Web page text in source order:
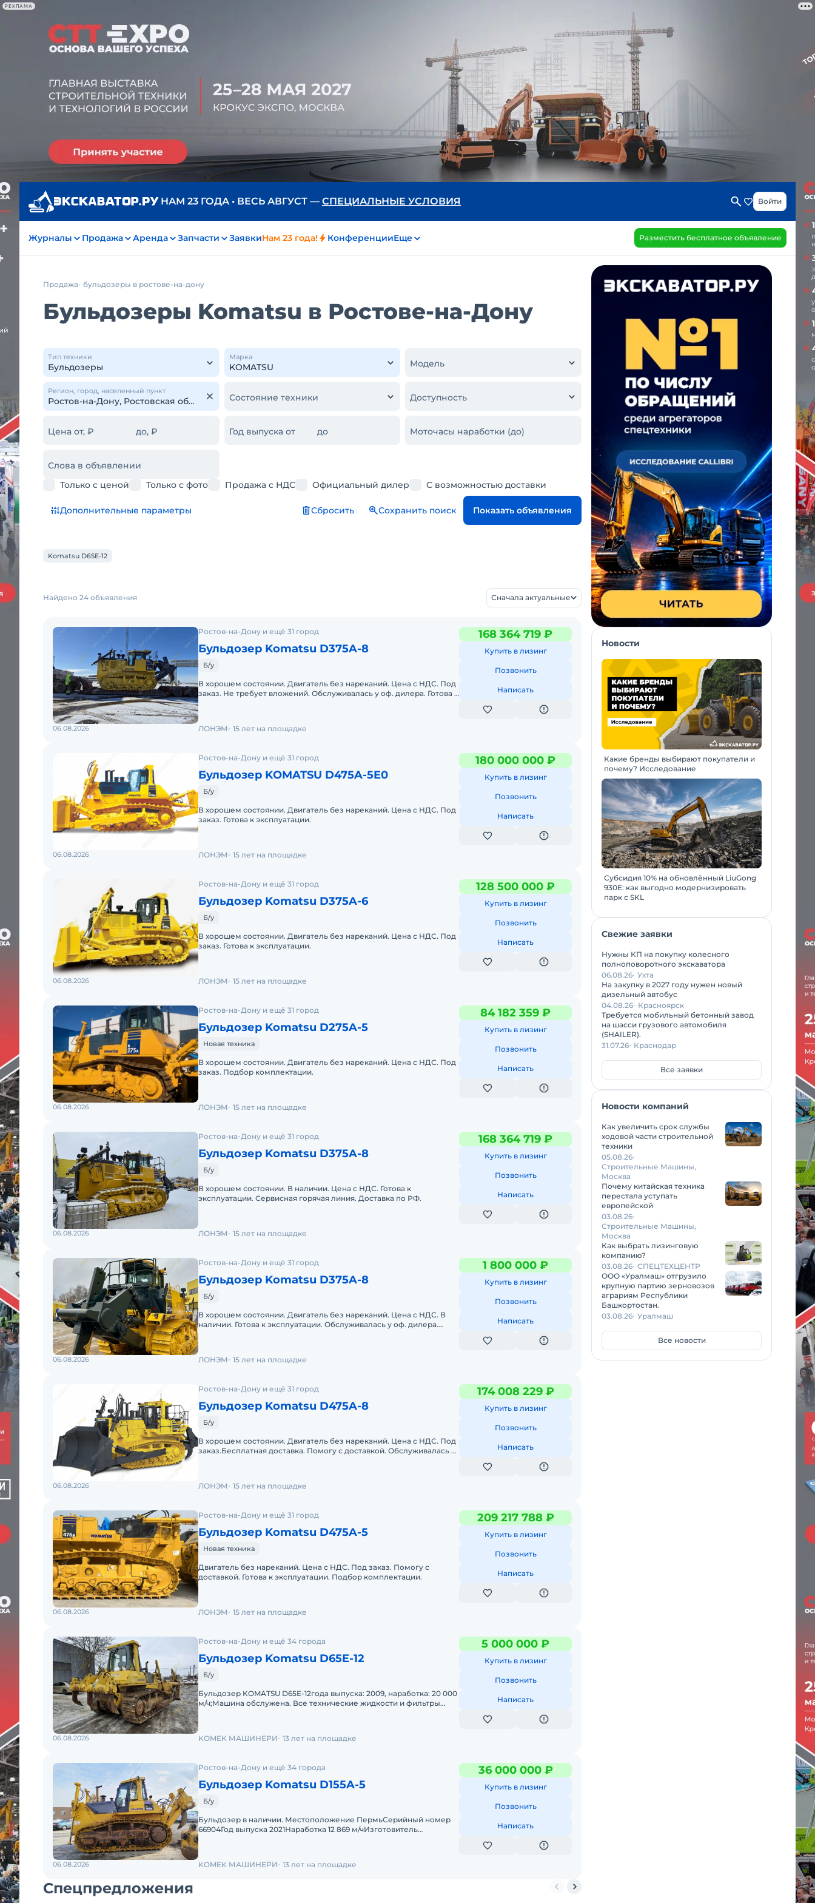
РЕКЛАМА
НАМ 23 ГОДА • ВЕСЬ АВГУСТ — СПЕЦИАЛЬНЫЕ УСЛОВИЯ Войти
Журналы Продажа Аренда Запчасти ЗаявкиНам 23 года! КонференцииЕще Разместить бесплатное объявление
Продажа бульдозеры в ростове-на-дону
Бульдозеры Komatsu в Ростове-на-Дону
Тип техники Марка
Модель
Регион, город, населенный пункт
Состояние техники Доступность
Цена от, ₽ до, ₽ Год выпуска от до Моточасы наработки (до)
Слова в объявлении
Только с ценой
Только с фото Продажа с НДС Официальный дилер С возможностью доставки
Дополнительные параметры Сбросить Сохранить поиск Показать объявления
Komatsu D65E-12
Найдено 24 объявления Сначала актуальные
Ростов-на-Дону и ещё 31 город
Бульдозер Komatsu D375A-8
Б/у
В хорошем состоянии. Двигатель без нареканий. Цена с НДС. Под
заказ. Не требует вложений. Обслуживалась у оф. дилера. Готова к
168 364 719 ₽
Купить в лизинг
Позвонить
Написать
06.08.2026 ЛОНЭМ 15 лет на площадке
Ростов-на-Дону и ещё 31 город
Бульдозер KOMATSU D475A-5E0
Б/у
В хорошем состоянии. Двигатель без нареканий. Цена с НДС. Под
заказ. Готова к эксплуатации.
180 000 000 ₽
Купить в лизинг
Позвонить
Написать
06.08.2026 ЛОНЭМ 15 лет на площадке
Ростов-на-Дону и ещё 31 город
Бульдозер Komatsu D375A-6
Б/у
В хорошем состоянии. Двигатель без нареканий. Цена с НДС. Под
заказ. Готова к эксплуатации.
128 500 000 ₽
Купить в лизинг
Позвонить
Написать
06.08.2026 ЛОНЭМ 15 лет на площадке
Ростов-на-Дону и ещё 31 город
Бульдозер Komatsu D275A-5
Новая техника
В хорошем состоянии. Двигатель без нареканий. Цена с НДС. Под
заказ. Подбор комплектации.
84 182 359 ₽
Купить в лизинг
Позвонить
Написать
06.08.2026 ЛОНЭМ 15 лет на площадке
Ростов-на-Дону и ещё 31 город
Бульдозер Komatsu D375A-8
Б/у
В хорошем состоянии. В наличии. Цена с НДС. Готова к
эксплуатации. Сервисная горячая линия. Доставка по РФ.
168 364 719 ₽
Купить в лизинг
Позвонить
Написать
06.08.2026 ЛОНЭМ 15 лет на площадке
Ростов-на-Дону и ещё 31 город
Бульдозер Komatsu D375A-8
Б/у
В хорошем состоянии. Двигатель без нареканий. Цена с НДС. В
наличии. Готова к эксплуатации. Обслуживалась у оф. дилера.
1 800 000 ₽
Купить в лизинг
Позвонить
Написать
06.08.2026 ЛОНЭМ 15 лет на площадке
Ростов-на-Дону и ещё 31 город
Бульдозер Komatsu D475A-8
Б/у
В хорошем состоянии. Двигатель без нареканий. Цена с НДС. Под
заказ.Бесплатная доставка. Помогу с доставкой. Обслуживалась у
174 008 229 ₽
Купить в лизинг
Позвонить
Написать
06.08.2026 ЛОНЭМ 15 лет на площадке
Ростов-на-Дону и ещё 31 город
Бульдозер Komatsu D475A-5
Новая техника
Двигатель без нареканий. Цена с НДС. Под заказ. Помогу с
доставкой. Готова к эксплуатации. Подбор комплектации.
209 217 788 ₽
Купить в лизинг
Позвонить
Написать
06.08.2026 ЛОНЭМ 15 лет на площадке
Ростов-на-Дону и ещё 34 города
Бульдозер Komatsu D65E-12
Б/у
Бульдозер KOMATSU D65E-12года выпуска: 2009, наработка: 20 000
м/ч;Машина обслужена. Все технические жидкости и фильтры
5 000 000 ₽
Купить в лизинг
Позвонить
Написать
06.08.2026 KOMEK МАШИНЕРИ 13 лет на площадке
Ростов-на-Дону и ещё 34 города
Бульдозер Komatsu D155A-5
Б/у
Бульдозер в наличии. Местоположение ПермьСерийный номер
66904Год выпуска 2021Наработка 12 869 м/чИзготовитель
36 000 000 ₽
Купить в лизинг
Позвонить
Написать
06.08.2026 KOMEK МАШИНЕРИ 13 лет на площадке
Спецпредложения
Новости
Какие бренды выбирают покупатели и
почему? Исследование
Субсидия 10% на обновлённый LiuGong
930E: как выгодно модернизировать
парк с SKL
Свежие заявки
Нужны КП на покупку колесного
полноповоротного экскаватора
06.08.26 Ухта
На закупку в 2027 году нужен новый
дизельный автобус
04.08.26 Красноярск
Требуется мобильный бетонный завод
на шасси грузового автомобиля
(SHAILER).
31.07.26 Краснодар
Все заявки
Новости компаний
Как увеличить срок службы
ходовой части строительной
техники
05.08.26
Строительные Машины,
Москва
Почему китайская техника
перестала уступать
европейской
03.08.26
Строительные Машины,
Москва
Как выбрать лизинговую
компанию?
03.08.26 СПЕЦТЕХЦЕНТР
ООО «Уралмаш» отгрузило
крупную партию зерновозов
аграриям Республики
Башкортостан.
03.08.26 Уралмаш
Все новости